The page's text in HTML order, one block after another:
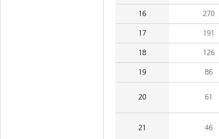
16 270
17 191
18 126
19 86
20 61
21 46